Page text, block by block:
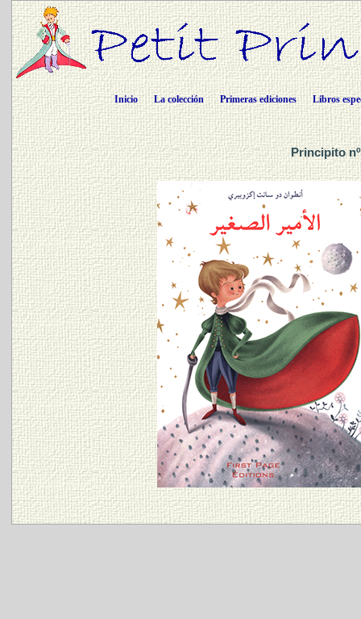
Inicio La colección Primeras ediciones Libros
Principito